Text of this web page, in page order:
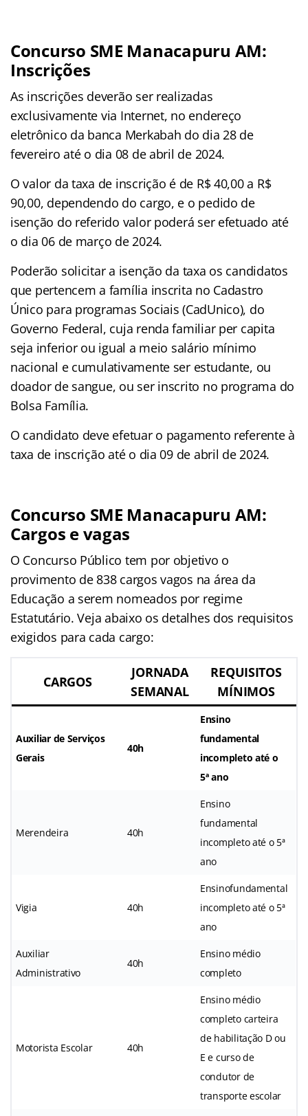
Concurso SME Manacapuru AM:
Inscrições
As inscrições deverão ser realizadas
exclusivamente via Internet, no endereço
eletrônico da banca Merkabah do dia 28 de
fevereiro até o dia 08 de abril de 2024.
O valor da taxa de inscrição é de R$ 40,00 a R$
90,00, dependendo do cargo, e o pedido de
isenção do referido valor poderá ser efetuado até
o dia 06 de março de 2024.
Poderão solicitar a isenção da taxa os candidatos
que pertencem a família inscrita no Cadastro
Único para programas Sociais (CadUnico), do
Governo Federal, cuja renda familiar per capita
seja inferior ou igual a meio salário mínimo
nacional e cumulativamente ser estudante, ou
doador de sangue, ou ser inscrito no programa do
Bolsa Família.
O candidato deve efetuar o pagamento referente à
taxa de inscrição até o dia 09 de abril de 2024.
Concurso SME Manacapuru AM:
Cargos e vagas
O Concurso Público tem por objetivo o
provimento de 838 cargos vagos na área da
Educação a serem nomeados por regime
Estatutário. Veja abaixo os detalhes dos requisitos
exigidos para cada cargo:
CARGOS
JORNADA
SEMANAL
REQUISITOS
MÍNIMOS
Auxiliar de Serviços
Gerais
40h
Ensino
fundamental
incompleto até o
5ª ano
Merendeira 40h
Ensino
fundamental
incompleto até o 5ª
ano
Vigia 40h
Ensinofundamental
incompleto até o 5ª
ano
Auxiliar
Administrativo
40h
Ensino médio
completo
Motorista Escolar 40h
Ensino médio
completo carteira
de habilitação D ou
E e curso de
condutor de
transporte escolar